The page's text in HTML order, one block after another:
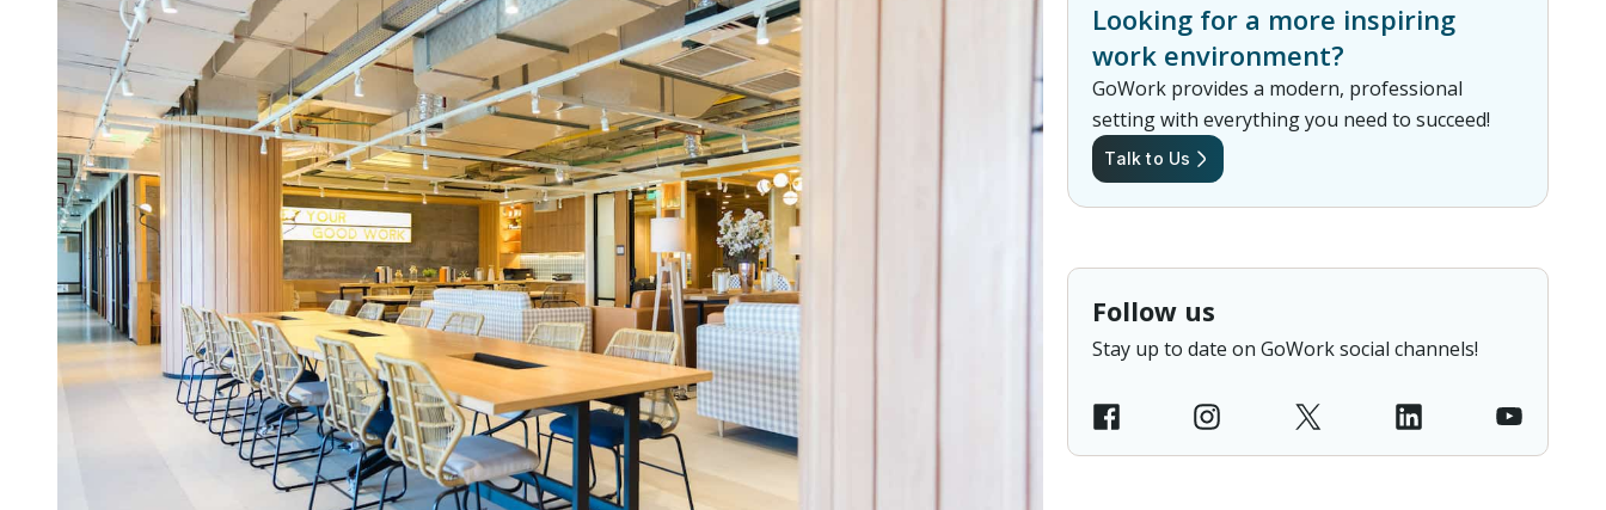
Looking for a more inspiring
work environment?
GoWork provides a modern, professional
setting with everything you need to succeed!
Talk to Us
Follow us
Stay up to date on GoWork social channels!